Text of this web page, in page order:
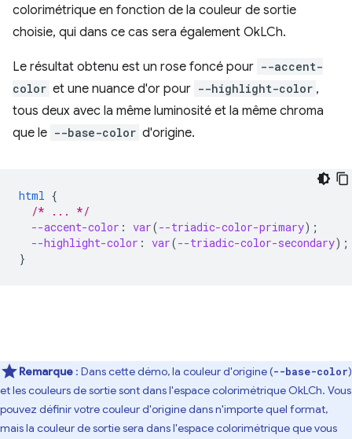
colorimétrique en fonction de la couleur de sortie
choisie, qui dans ce cas sera également OkLCh.
Le résultat obtenu est un rose foncé pour --accent-
color et une nuance d'or pour --highlight-color ,
tous deux avec la même luminosité et la même chroma
que le --base-color d'origine.
html {
/* ... */
--accent-color : var(--triadic-color-primary);
--highlight-color : var(--triadic-color-secondary);
}
Remarque : Dans cette démo, la couleur d'origine (--base-color)
et les couleurs de sortie sont dans l'espace colorimétrique OkLCh. Vous
pouvez définir votre couleur d'origine dans n'importe quel format,
mais la couleur de sortie sera dans l'espace colorimétrique que vous